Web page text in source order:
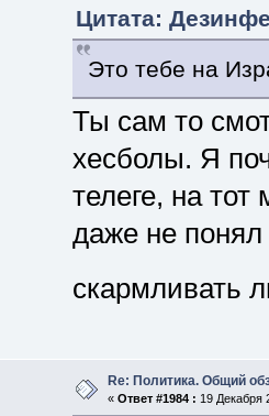
Цитата:
Это тебе на
Ты сам то
хесболы. Я
телеге, на
даже не
скармливать
Re: Политика. Общий
« Ответ #1984 : 19 Декабря